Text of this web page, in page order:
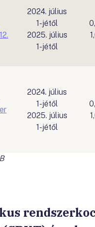
2024. július
1-jétől
2025. július
1-jétől
2024. július
1-jétől
2025. július
1-jétől